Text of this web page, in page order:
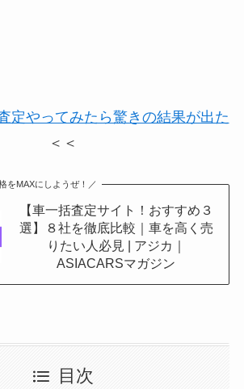
定やってみたら驚きの結果が出た
＜＜
をMAXにしようぜ！／
【車一括査定サイト！おすすめ３
選】８社を徹底比較｜車を高く売
りたい人必見 | アジカ｜
ASIACARSマガジン
目次